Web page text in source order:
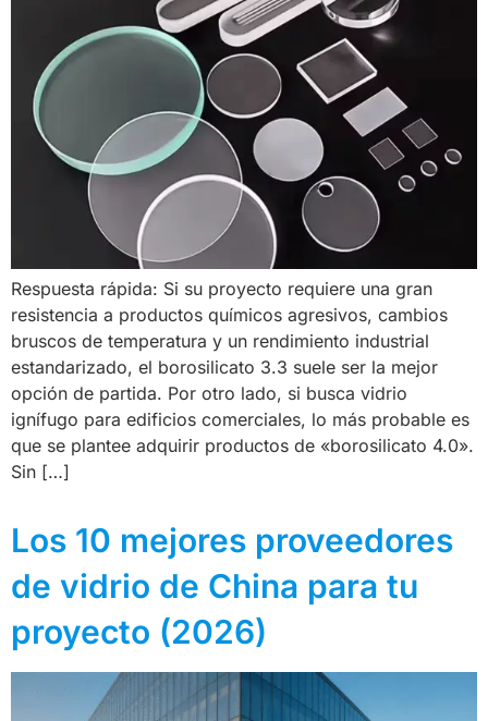
Respuesta rápida: Si su proyecto requiere una gran
resistencia a productos químicos agresivos, cambios
bruscos de temperatura y un rendimiento industrial
estandarizado, el borosilicato 3.3 suele ser la mejor
opción de partida. Por otro lado, si busca vidrio
ignífugo para edificios comerciales, lo más probable es
que se plantee adquirir productos de «borosilicato 4.0».
Sin […]
Los 10 mejores proveedores
de vidrio de China para tu
proyecto (2026)